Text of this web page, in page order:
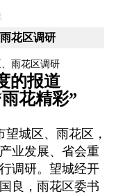
花区调研
雨花区调研
的报道
花精彩”
城区、雨花区，
业发展、省会重
调研。望城经开
良，雨花区委书